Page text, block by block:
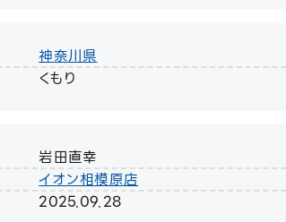
神奈川県
くもり
岩田直幸
イオン相模原店
2025.09.28